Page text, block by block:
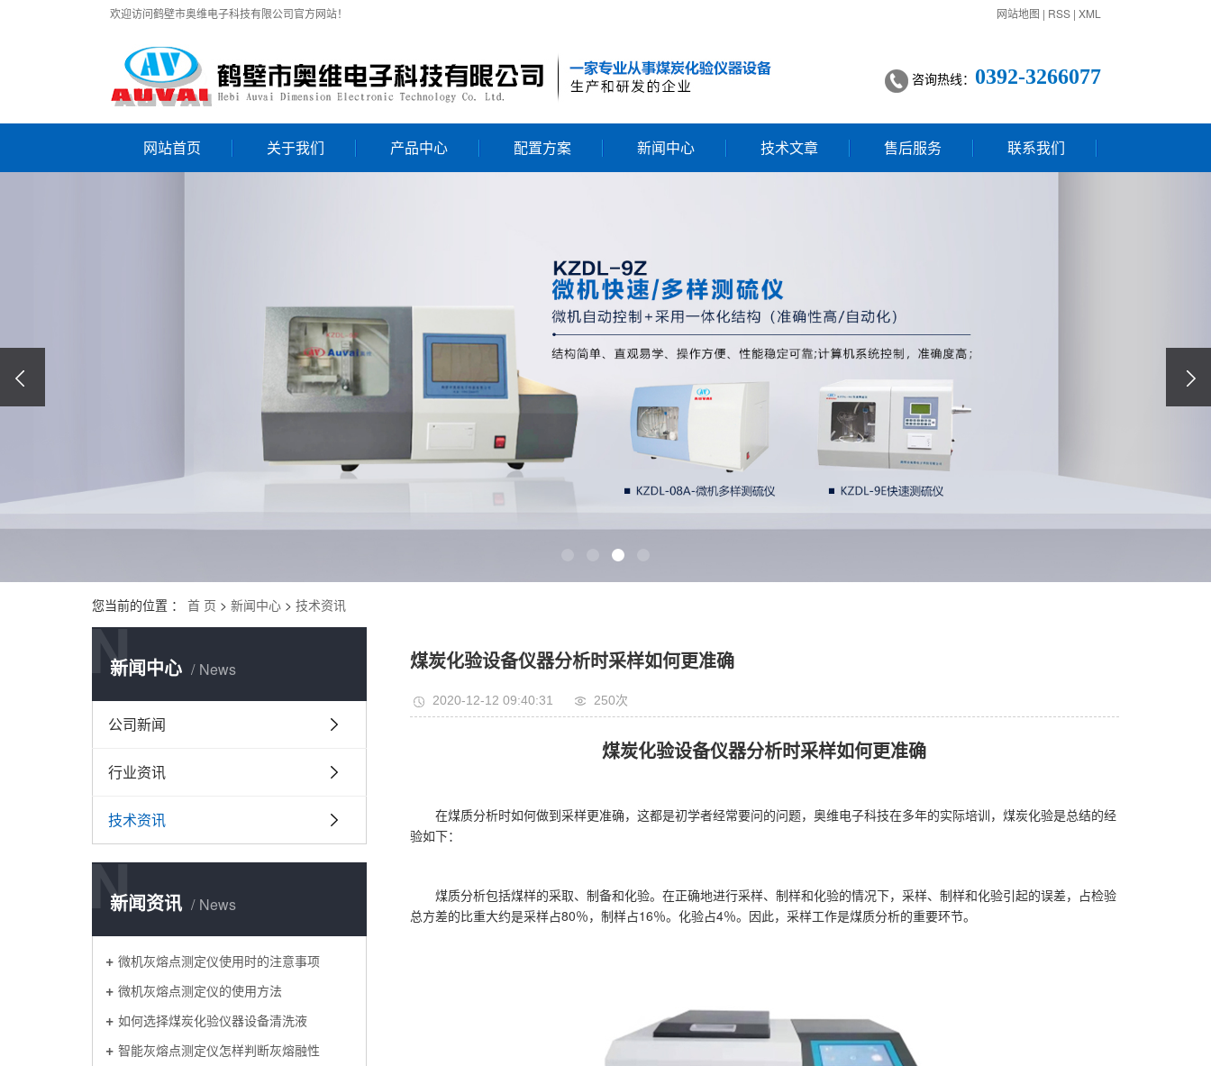
欢迎访问鹤壁市奥维电子科技有限公司官方网站！ 网站地图 | RSS | XML
咨询热线： 0392-3266077
网站首页 关于我们 产品中心 配置方案 新闻中心 技术文章 售后服务 联系我们
您当前的位置 ： 首 页 > 新闻中心 > 技术资讯
新闻中心 News
N
公司新闻
行业资讯
技术资讯
新闻资讯 News
N
微机灰熔点测定仪使用时的注意事项
微机灰熔点测定仪的使用方法
如何选择煤炭化验仪器设备清洗液
智能灰熔点测定仪怎样判断灰熔融性
煤炭化验设备仪器分析时采样如何更准确
2020-12-12 09:40:31 250次
煤炭化验设备仪器分析时采样如何更准确
在煤质分析时如何做到采样更准确，这都是初学者经常要问的问题，奥维电子科技在多年的实际培训，煤炭化验是总结的经
验如下：
煤质分析包括煤样的采取、制备和化验。在正确地进行采样、制样和化验的情况下，采样、制样和化验引起的误差，占检验
总方差的比重大约是采样占80％，制样占16％。化验占4％。因此，采样工作是煤质分析的重要环节。